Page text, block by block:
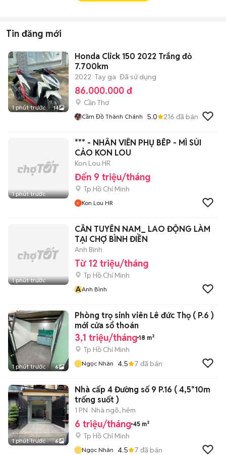
Tin đăng mới
1 phút trước 14
Honda Click 150 2022 Trắng đỏ
7.700km
2022 Tay ga Đã sử dụng
86.000.000 đ
Cần Thơ
Cầm Đồ Thành Chánh 5.0 216 đã bán
1 phút trước
*** - NHÂN VIÊN PHỤ BẾP - MÌ SỦI
CẢO KON LOU
Kon Lou HR
Đến 9 triệu/tháng
Tp Hồ Chí Minh
Kon Lou HR
1 phút trước
CẦN TUYỂN NAM_ LAO ĐỘNG LÀM
TẠI CHỢ BÌNH ĐIỀN
Anh Bình
Từ 12 triệu/tháng
Tp Hồ Chí Minh
AAnh Bình
1 phút trước 6
Phòng trọ sinh viên Lê đức Thọ ( P.6 )
mới cửa sổ thoán
3,1 triệu/tháng 18 m²
Tp Hồ Chí Minh
Ngọc Nhân 4.5 7 đã bán
1 phút trước 6
Nhà cấp 4 Đường số 9 P.16 ( 4,5*10m
trống suốt )
1 PN Nhà ngõ, hẻm
6 triệu/tháng 45 m²
Tp Hồ Chí Minh
Ngọc Nhân 4.5 7 đã bán